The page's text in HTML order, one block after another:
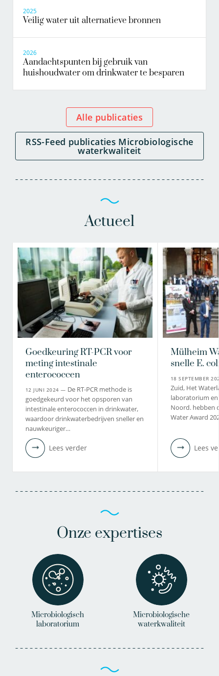
2025
Veilig water uit alternatieve bronnen
2026
Aandachtspunten bij gebruik van
huishoudwater om drinkwater te besparen
Alle publicaties
RSS-Feed publicaties Microbiologische
waterkwaliteit
Actueel
Goedkeuring RT-PCR voor
meting intestinale
enterococcen
12 JUNI 2024 — De RT-PCR methode is
goedgekeurd voor het opsporen van
intestinale enterococcen in drinkwater,
waardoor drinkwaterbedrijven sneller en
nauwkeuriger…
Lees verder
Mülheim
snelle E.
18 SEPTEMBER
Zuid, Het
laboratorium
Noord. hebben
Water Award
Lees
Onze expertises
Microbiologisch
laboratorium
Microbiologische
waterkwaliteit